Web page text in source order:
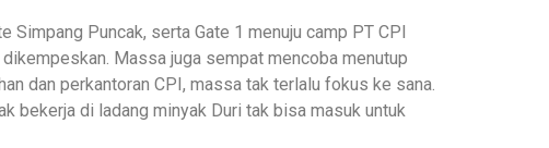
Simpang Puncak, serta Gate 1 menuju camp PT CPI
Massa juga sempat mencoba menutup
dan perkantoran CPI, massa tak terlalu fokus ke sana.
bekerja di ladang minyak Duri tak bisa masuk untuk